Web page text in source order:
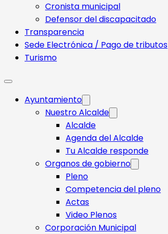
Cronista municipal
Defensor del discapacitado
Transparencia
Sede Electrónica / Pago de tributos
Turismo
Ayuntamiento
Nuestro Alcalde
Alcalde
Agenda del Alcalde
Tu Alcalde responde​
Organos de gobierno
Pleno
Competencia del pleno
Actas
Video Plenos
Corporación Municipal